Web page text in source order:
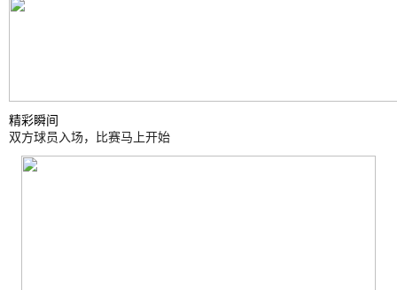
精彩瞬间
双方球员入场，比赛马上开始